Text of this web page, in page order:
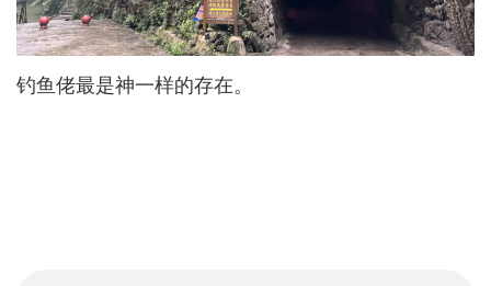
钓鱼佬最是神一样的存在。